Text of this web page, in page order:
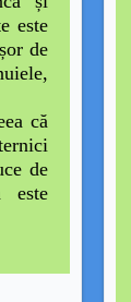
este
de
că
de
este